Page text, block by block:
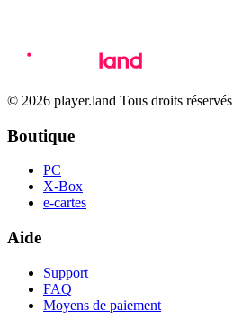
© 2026 player.land Tous droits réservés
Boutique
PC
X-Box
e-cartes
Aide
Support
FAQ
Moyens de paiement